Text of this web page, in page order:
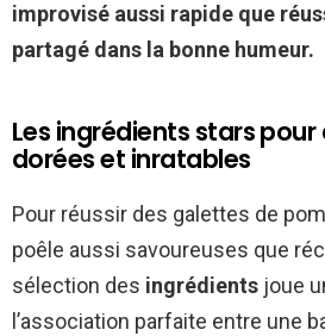
improvisé aussi rapide que
partagé dans la bonne humeur.
Les ingrédients stars
dorées et inratables
Pour réussir des galettes de
poêle aussi savoureuses que
sélection des ingrédients joue
l’association parfaite entre une